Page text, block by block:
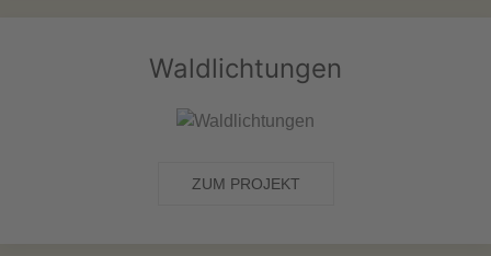
Waldlichtungen
ZUM PROJEKT